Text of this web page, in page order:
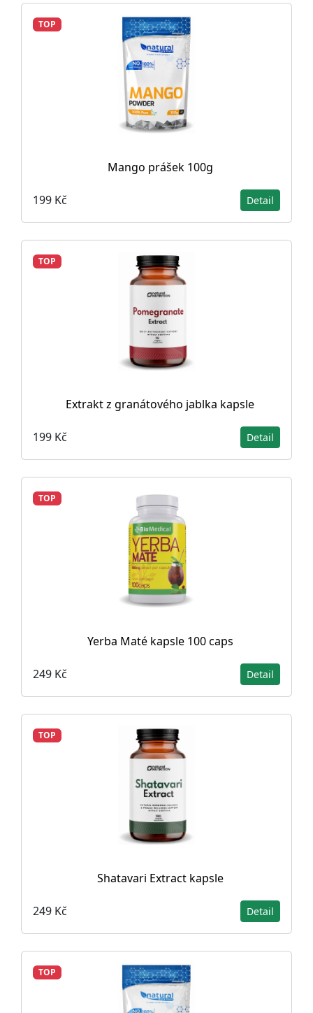
TOP
Mango prášek 100g
199 Kč Detail
TOP
Extrakt z granátového jablka kapsle
199 Kč Detail
TOP
Yerba Maté kapsle 100 caps
249 Kč Detail
TOP
Shatavari Extract kapsle
249 Kč Detail
TOP